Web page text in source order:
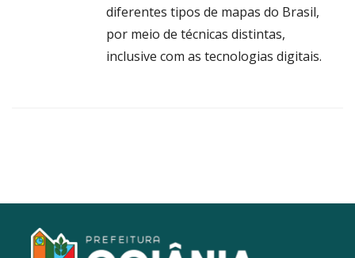
diferentes tipos de mapas do Brasil,
por meio de técnicas distintas,
inclusive com as tecnologias digitais.